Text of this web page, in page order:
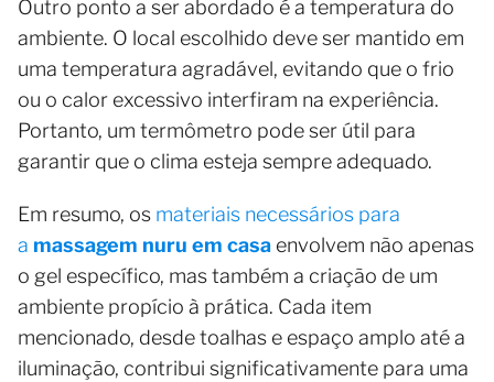
Outro ponto a ser abordado é a temperatura do
ambiente. O local escolhido deve ser mantido em
uma temperatura agradável, evitando que o frio
ou o calor excessivo interfiram na experiência.
Portanto, um termômetro pode ser útil para
garantir que o clima esteja sempre adequado.
Em resumo, os materiais necessários para
a massagem nuru em casa envolvem não apenas
o gel específico, mas também a criação de um
ambiente propício à prática. Cada item
mencionado, desde toalhas e espaço amplo até a
iluminação, contribui significativamente para uma